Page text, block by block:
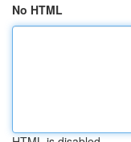
No HTML